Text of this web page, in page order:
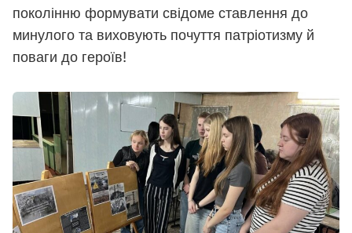
поколінню формувати свідоме ставлення до
минулого та виховують почуття патріотизму й
поваги до героїв!